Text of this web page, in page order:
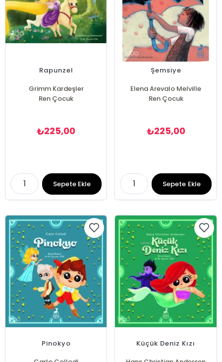
Rapunzel
Grimm Kardeşler
Ren Çocuk
₺225,00
Sepete Ekle
Şemsiye
Elena Arevalo Melville
Ren Çocuk
₺225,00
Sepete Ekle
Pinokyo
Küçük Deniz Kızı